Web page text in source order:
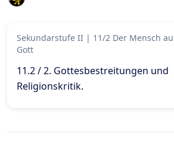
Sekundarstufe II | 11/2 Der Mensch
Gott
11.2 / 2. Gottesbestreitungen und
Religionskritik.